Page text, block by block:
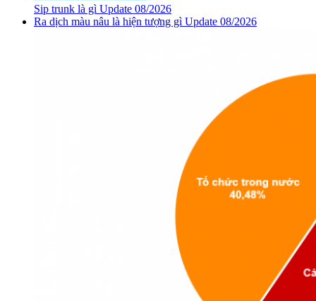
Sip trunk là gì Update 08/2026
Ra dịch màu nâu là hiện tượng gì Update 08/2026